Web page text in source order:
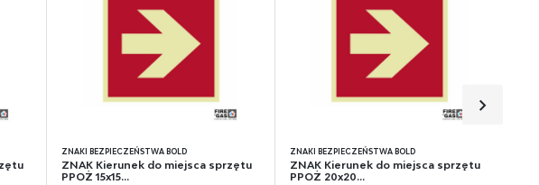
ZNAKI BEZPIECZEŃSTWA BOLD
ZNAK Kierunek do miejsca sprzętu
PPOŻ 15x15...
ZNAKI BEZPIECZEŃSTWA BOLD
ZNAK Kierunek do miejsca sprzętu
PPOŻ 20x20...